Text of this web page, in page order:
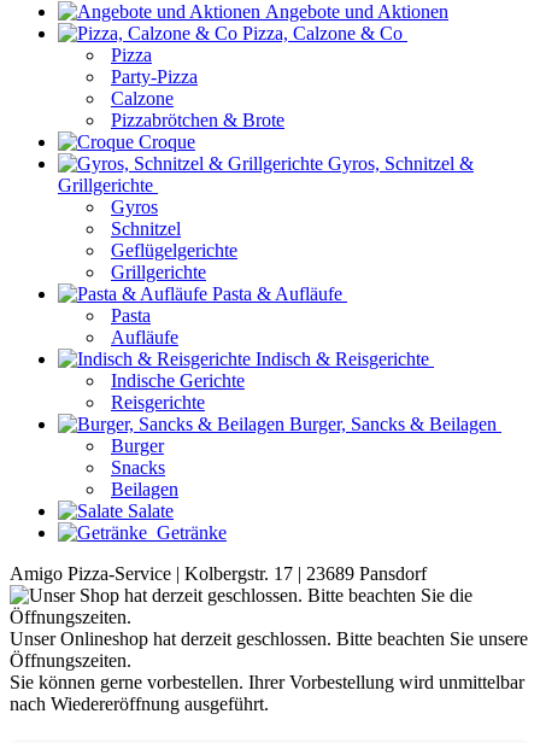
Angebote und Aktionen
Pizza, Calzone & Co
Pizza
Party-Pizza
Calzone
Pizzabrötchen & Brote
Croque
Gyros, Schnitzel &
Grillgerichte
Gyros
Schnitzel
Geflügelgerichte
Grillgerichte
Pasta & Aufläufe
Pasta
Aufläufe
Indisch & Reisgerichte
Indische Gerichte
Reisgerichte
Burger, Sancks & Beilagen
Burger
Snacks
Beilagen
Salate
Getränke
Amigo Pizza-Service | Kolbergstr. 17 | 23689 Pansdorf
Unser Onlineshop hat derzeit geschlossen. Bitte beachten Sie unsere
Öffnungszeiten.
Sie können gerne vorbestellen. Ihrer Vorbestellung wird unmittelbar
nach Wiedereröffnung ausgeführt.